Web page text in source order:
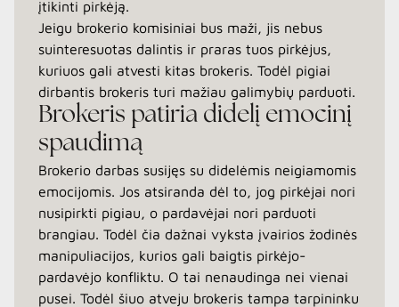
įtikinti pirkėją.
Jeigu brokerio komisiniai bus maži, jis nebus
suinteresuotas dalintis ir praras tuos pirkėjus,
kuriuos gali atvesti kitas brokeris. Todėl pigiai
dirbantis brokeris turi mažiau galimybių parduoti.
Brokeris patiria didelį emocinį
spaudimą
Brokerio darbas susijęs su didelėmis neigiamomis
emocijomis. Jos atsiranda dėl to, jog pirkėjai nori
nusipirkti pigiau, o pardavėjai nori parduoti
brangiau. Todėl čia dažnai vyksta įvairios žodinės
manipuliacijos, kurios gali baigtis pirkėjo-
pardavėjo konfliktu. O tai nenaudinga nei vienai
pusei. Todėl šiuo atveju brokeris tampa tarpininku